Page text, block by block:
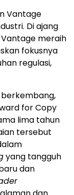
Vantage
Di ajang
Vantage meraih
fokusnya
regulasi,
for Copy
lima tahun
tersebut
yang tangguh
dan